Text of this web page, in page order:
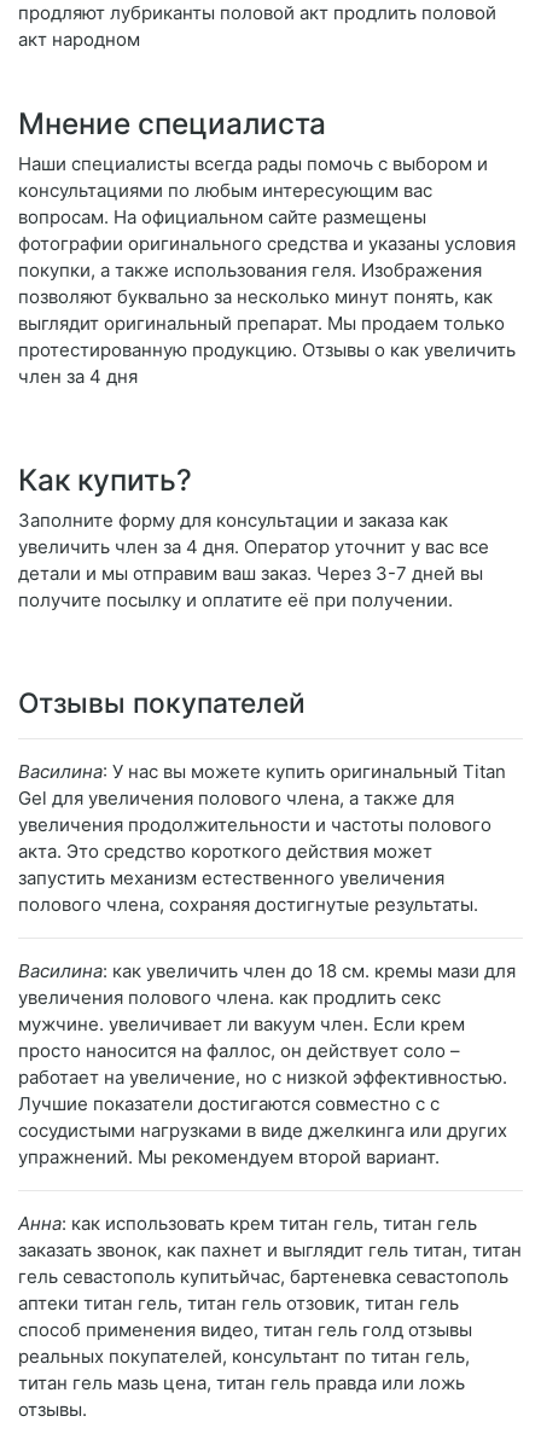
продляют лубриканты половой акт продлить половой
акт народном
Мнение специалиста
Наши специалисты всегда рады помочь с выбором и
консультациями по любым интересующим вас
вопросам. На официальном сайте размещены
фотографии оригинального средства и указаны условия
покупки, а также использования геля. Изображения
позволяют буквально за несколько минут понять, как
выглядит оригинальный препарат. Мы продаем только
протестированную продукцию. Отзывы о как увеличить
член за 4 дня
Как купить?
Заполните форму для консультации и заказа как
увеличить член за 4 дня. Оператор уточнит у вас все
детали и мы отправим ваш заказ. Через 3-7 дней вы
получите посылку и оплатите её при получении.
Отзывы покупателей
Василина: У нас вы можете купить оригинальный Titan
Gel для увеличения полового члена, а также для
увеличения продолжительности и частоты полового
акта. Это средство короткого действия может
запустить механизм естественного увеличения
полового члена, сохраняя достигнутые результаты.
Василина: как увеличить член до 18 см. кремы мази для
увеличения полового члена. как продлить секс
мужчине. увеличивает ли вакуум член. Если крем
просто наносится на фаллос, он действует соло –
работает на увеличение, но с низкой эффективностью.
Лучшие показатели достигаются совместно c с
сосудистыми нагрузками в виде джелкинга или других
упражнений. Мы рекомендуем второй вариант.
Анна: как использовать крем титан гель, титан гель
заказать звонок, как пахнет и выглядит гель титан, титан
гель севастополь купитьйчас, бартеневка севастополь
аптеки титан гель, титан гель отзовик, титан гель
способ применения видео, титан гель голд отзывы
реальных покупателей, консультант по титан гель,
титан гель мазь цена, титан гель правда или ложь
отзывы.